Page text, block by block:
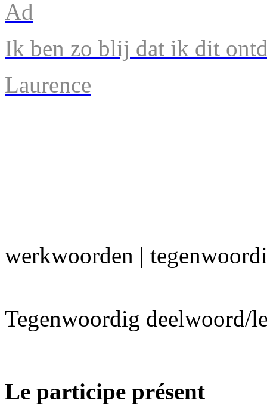
Ad
Ik ben zo blij dat ik dit
Laurence
werkwoorden |
Tegenwoordig deelwoord/
Le participe présent